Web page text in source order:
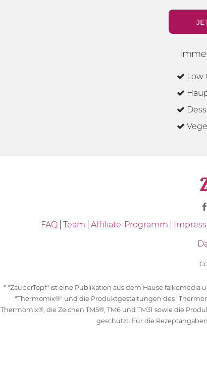
Low
FAQ Team Affiliate-Programm
* "ZauberTopf" ist eine Publikation aus dem Hause
"Thermomix®" und die Produktgestaltungen des
Thermomix®, die Zeichen TM5®, TM6 und TM31 sowie die
geschützt. Für die